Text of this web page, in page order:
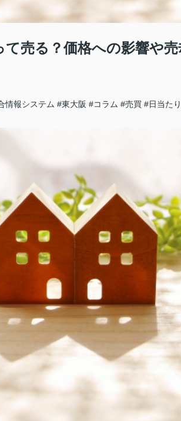
売る？価格への影響や
情報システム #東大阪 #コラム #売買 #日当た